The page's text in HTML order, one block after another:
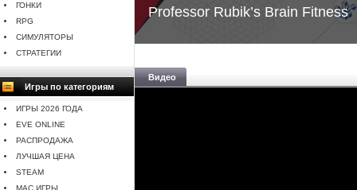
ГОНКИ
RPG
СИМУЛЯТОРЫ
СТРАТЕГИИ
Игры по категориям
ИГРЫ 2026 ГОДА
EVE ONLINE
РАСПРОДАЖА
ЛУЧШАЯ ЦЕНА
STEAM
MAC ИГРЫ
Professor Rubik’s Brain Fitness
Видео